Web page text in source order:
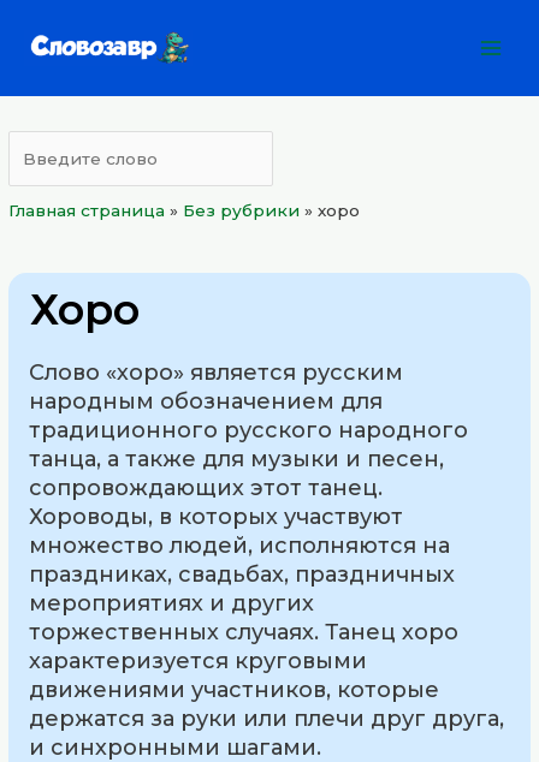
Главная страница » Без рубрики »хоро
Хоро
Слово «хоро» является русским
народным обозначением для
традиционного русского народного
танца, а также для музыки и песен,
сопровождающих этот танец.
Хороводы, в которых участвуют
множество людей, исполняются на
праздниках, свадьбах, праздничных
мероприятиях и других
торжественных случаях. Танец хоро
характеризуется круговыми
движениями участников, которые
держатся за руки или плечи друг друга,
и синхронными шагами.